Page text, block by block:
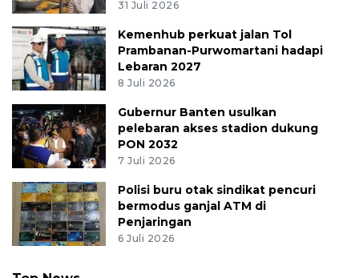
31 Juli 2026
Kemenhub perkuat jalan Tol
Prambanan-Purwomartani hadapi
Lebaran 2027
8 Juli 2026
Gubernur Banten usulkan
pelebaran akses stadion dukung
PON 2032
7 Juli 2026
Polisi buru otak sindikat pencuri
bermodus ganjal ATM di
Penjaringan
6 Juli 2026